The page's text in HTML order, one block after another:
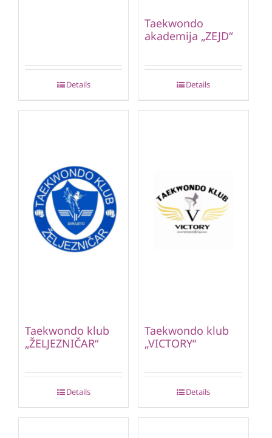
Details
Taekwondo
akademija „ZEJD“
Details
Taekwondo klub
„ŽELJEZNIČAR“
Details
Taekwondo klub
„VICTORY“
Details